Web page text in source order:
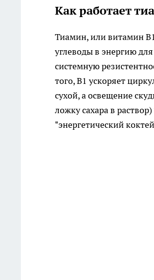
Как работает
Тиамин, или витамин
углеводы в энергию
системную
того, B1 ускоряет
сухой, а освещение
ложку сахара в
"энергетический